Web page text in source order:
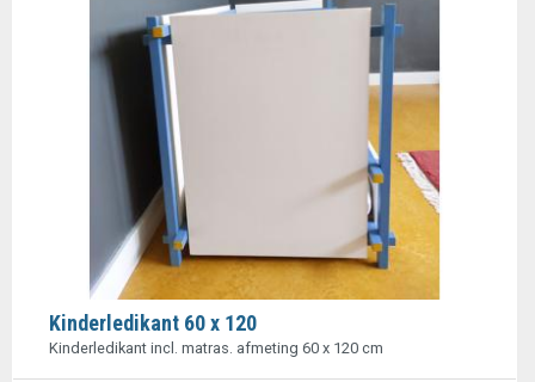
Kinderledikant 60 x 120
Kinderledikant incl. matras. afmeting 60 x 120 cm